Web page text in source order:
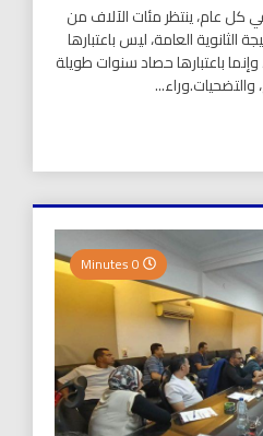
عام، ينتظر مئات الآلاف من
الثانوية العامة، ليس باعتبارها
باعتبارها حصاد سنوات طويلة